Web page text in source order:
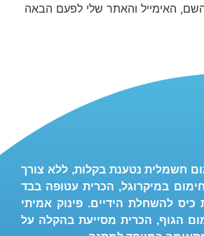
האימייל והאתר שלי לפעם הבאה
חשמלית נטענת בקלות, ללא צורך
במיקרוגל, הכרית עטופה בבד
כיס להשחלת הידיים. פינוק אמיתי
הגוף, הכרית מסייעת בהקלה על